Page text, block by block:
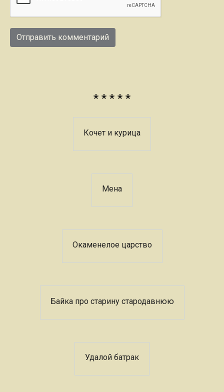
* * * * *
Кочет и курица
Мена
Окаменелое царство
Байка про старину стародавнюю
Удалой батрак